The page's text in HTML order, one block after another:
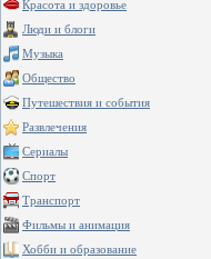
Красота и здоровье
Люди и блоги
Музыка
Общество
Путешествия и события
Развлечения
Сериалы
Спорт
Транспорт
Фильмы и анимация
Хобби и образование